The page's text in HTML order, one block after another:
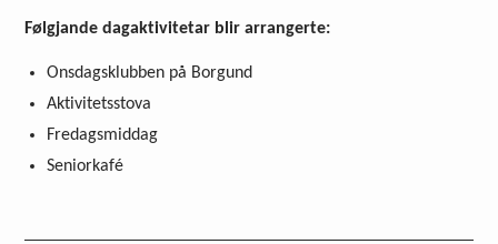
Følgjande dagaktivitetar blir arrangerte:
Onsdagsklubben på Borgund
Aktivitetsstova
Fredagsmiddag
Seniorkafé